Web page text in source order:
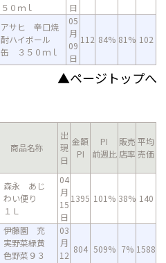
５０ｍｌ
日
アサヒ 辛口焼
酎ハイボール
缶 ３５０ｍｌ
05
月
09
日
112 84% 81% 102
▲ページトップへ
商品名称
出
現
日
金額
PI
PI
前週比
販売
店率
平均
売価
森永 あじ
わい便り
１Ｌ
04
月
15
日
1395 101% 38% 140
伊藤園 充
実野菜緑黄
色野菜９３
03
月
12
804 509% 7% 1588